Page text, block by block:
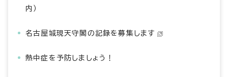
内）
名古屋城現天守閣の記録を募集します
熱中症を予防しましょう！